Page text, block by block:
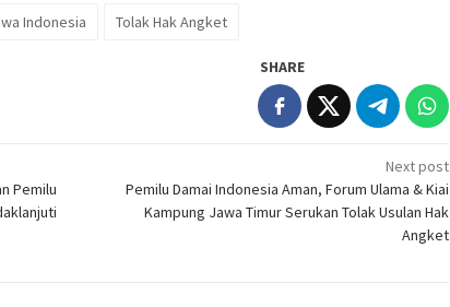
Indonesia Tolak Hak Angket
SHARE
Pemilu
Next post
Pemilu Damai Indonesia Aman, Forum Ulama & Kiai
Kampung Jawa Timur Serukan Tolak Usulan Hak
Angket